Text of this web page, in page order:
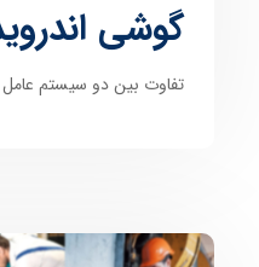
گوشی
تفاوت بین دو سیستم